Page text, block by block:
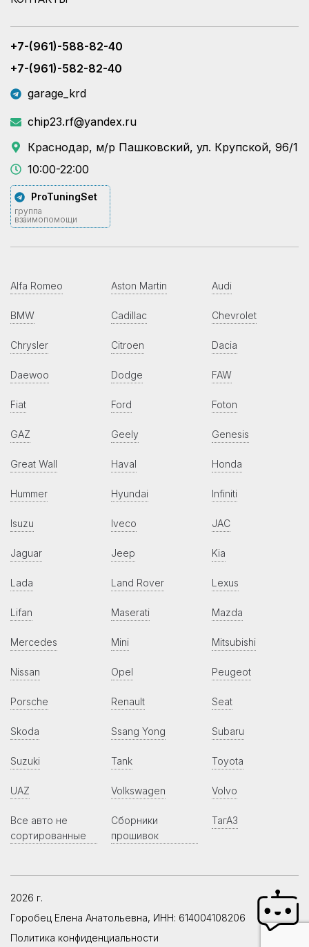
+7-(961)-588-82-40
+7-(961)-582-82-40
garage_krd
chip23.rf@yandex.ru
Краснодар, м/р Пашковский, ул. Крупской, 96/1
10:00-22:00
ProTuningSet
группа
взаимопомощи
Alfa Romeo Aston Martin Audi
BMW Cadillac Chevrolet
Chrysler Citroen Dacia
Daewoo Dodge FAW
Fiat Ford Foton
GAZ Geely Genesis
Great Wall Haval Honda
Hummer Hyundai Infiniti
Isuzu Iveco JAC
Jaguar Jeep Kia
Lada Land Rover Lexus
Lifan Maserati Mazda
Mercedes Mini Mitsubishi
Nissan Opel Peugeot
Porsche Renault Seat
Skoda Ssang Yong Subaru
Suzuki Tank Toyota
UAZ Volkswagen Volvo
Все авто не
сортированные
Сборники
прошивок
ТагАЗ
2026 г.
Горобец Елена Анатольевна, ИНН: 614004108206
Политика конфиденциальности